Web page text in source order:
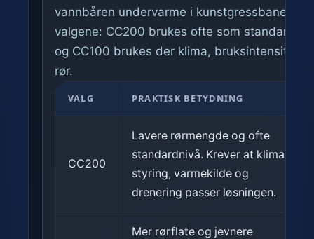
vannbåren undervarme i kunstgressbaner.
valgene: CC200 brukes ofte som
og CC100 brukes der klima, bruksintensitet
rør.
VALG PRAKTISK BETYDNING
CC200
Lavere rørmengde og ofte
standardnivå. Krever at klima,
styring, varmekilde og
drenering passer løsningen.
Mer rørflate og jevnere